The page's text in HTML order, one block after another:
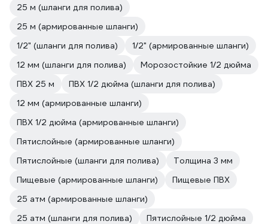
25 м (шланги для полива)
25 м (армированные шланги)
1/2" (шланги для полива)
1/2" (армированные шланги)
12 мм (шланги для полива)
Морозостойкие 1/2 дюйма
ПВХ 25 м
ПВХ 1/2 дюйма (шланги для полива)
12 мм (армированные шланги)
ПВХ 1/2 дюйма (армированные шланги)
Пятислойные (армированные шланги)
Пятислойные (шланги для полива)
Толщина 3 мм
Пищевые (армированные шланги)
Пищевые ПВХ
25 атм (армированные шланги)
25 атм (шланги для полива)
Пятислойные 1/2 дюйма